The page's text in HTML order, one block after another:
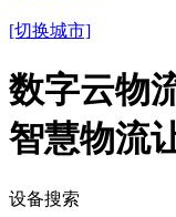
[切换城市]
数字云物
智慧物流
设备搜索